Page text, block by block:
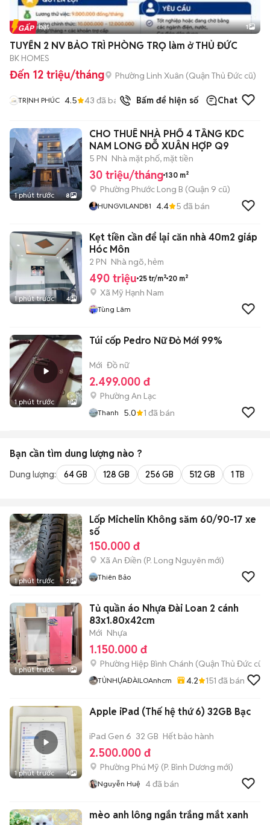
Tin nổi bật 1
TUYỂN 2 NV BẢO TRÌ PHÒNG TRỌ làm ở THỦ ĐỨC
BK HOMES
Đến 12 triệu/tháng Phường Linh Xuân (Quận Thủ Đức cũ)
TRỊNH PHÚC 4.5 43 đã bán Bấm để hiện số Chat
1 phút trước 8
CHO THUÊ NHÀ PHỐ 4 TẦNG KDC
NAM LONG ĐỖ XUÂN HỢP Q9
5 PN Nhà mặt phố, mặt tiền
30 triệu/tháng 130 m²
Phường Phước Long B (Quận 9 cũ)
HUNGVILAND81 4.4 5 đã bán
1 phút trước 4
Kẹt tiền cần để lại căn nhà 40m2 giáp
Hóc Môn
2 PN Nhà ngõ, hẻm
490 triệu 25 tr/m² 20 m²
Xã Mỹ Hạnh Nam
Tùng Lâm
1 phút trước 1
Túi cốp Pedro Nữ Đỏ Mới 99%
Mới Đồ nữ
2.499.000 đ
Phường An Lạc
Thanh 5.0 1 đã bán
Bạn cần tìm dung lượng nào ?
Dung lượng: 64 GB 128 GB 256 GB 512 GB 1 TB
1 phút trước 2
Lốp Michelin Không săm 60/90-17 xe
số
150.000 đ
Xã An Điền (P. Long Nguyên mới)
Thiên Bảo
1 phút trước 1
Tủ quần áo Nhựa Đài Loan 2 cánh
83x1.80x42cm
Mới Nhựa
1.150.000 đ
Phường Hiệp Bình Chánh (Quận Thủ Đức cũ)
TỦNHỰAĐÀILOAnhcm 4.2 151 đã bán
1 phút trước 4
Apple iPad (Thế hệ thứ 6) 32GB Bạc
iPad Gen 6 32 GB Hết bảo hành
2.500.000 đ
Phường Phú Mỹ (P. Bình Dương mới)
Nguyễn Huệ 4đã bán
mèo anh lông ngắn trắng mắt xanh